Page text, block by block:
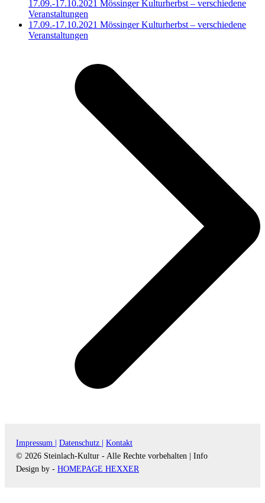
17.09.-17.10.2021 Mössinger Kulturherbst – verschiedene
Veranstaltungen
Nächster
Beitrag:
17.09.-17.10.2021 Mössinger Kulturherbst – verschiedene
Veranstaltungen
Impressum | Datenschutz |
Kontakt
© 2026 Steinlach-Kultur - Alle Rechte vorbehalten |
Info
Design by - HOMEPAGE HEXXER